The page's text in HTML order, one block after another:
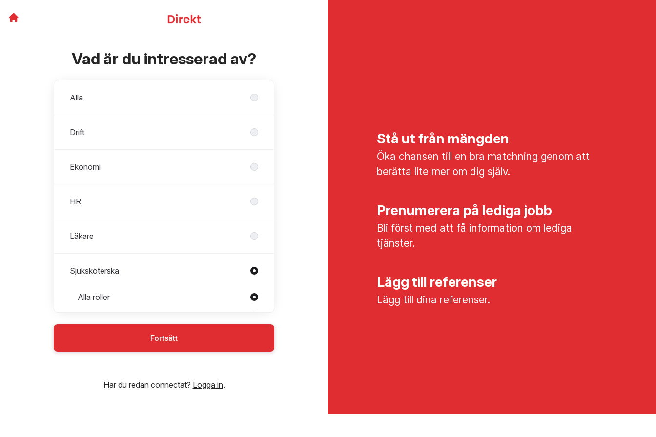
Vad är du intresserad av?
Alla
Drift
Ekonomi
HR
Läkare
Sjuksköterska
Roller i Sjuksköterska
Alla roller
Platsansvarig
Timanställd
Fortsätt
Har du redan connectat? Logga in.
Stå ut från mängden
Öka chansen till en bra matchning genom att
berätta lite mer om dig själv.
Prenumerera på lediga jobb
Bli först med att få information om lediga
tjänster.
Lägg till referenser
Lägg till dina referenser.